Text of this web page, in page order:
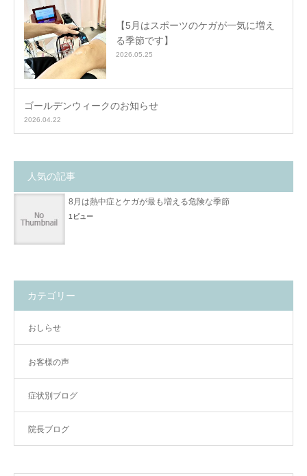
【5月はスポーツのケガが一気に増え
る季節です】
2026.05.25
ゴールデンウィークのお知らせ
2026.04.22
人気の記事
8月は熱中症とケガが最も増える危険な季節
1ビュー
カテゴリー
おしらせ
お客様の声
症状別ブログ
院長ブログ